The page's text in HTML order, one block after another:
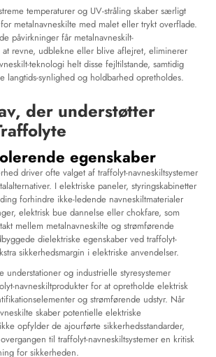
temperaturer og UV-stråling skaber særligt
metalnavneskilte med malet eller trykt overflade.
påvirkninger får metalnavneskilt-
at revne, udblekne eller blive aflejret, eliminerer
teknologi helt disse fejltilstande, samtidig
langtids-synlighed og holdbarhed opretholdes.
der understøtter
egenskaber
driver ofte valget af traffolyt-navneskiltsystemer
I elektriske paneler, styringskabinetter
forhindre ikke-ledende navneskiltmaterialer
elektrisk bue dannelse eller chokfare, som
mellem metalnavneskilte og strømførende
dielektriske egenskaber ved traffolyt-
sikkerhedsmargin i elektriske anvendelser.
understationer og industrielle styresystemer
navneskiltprodukter for at opretholde elektrisk
og strømførende udstyr. Når
skaber potentielle elektriske
opfylder de ajourførte sikkerhedsstandarder,
til traffolyt-navneskiltsystemer en kritisk
for sikkerheden.